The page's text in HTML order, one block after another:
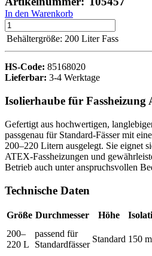
In den Warenkorb
Behältergröße: 200 Liter Fass
HS-Code: 85168020
Lieferbar: 3-4 Werktage
Isolierhaube für Fassheizung
Gefertigt aus hochwertigen,
passgenau für Standard-Fässer mit
200–220 Litern ausgelegt. Sie eignet
ATEX-Fassheizungen und
Betrieb auch unter anspruchsvollen
Technische Daten
Größe Durchmesser Höhe
200–
220 L
passend für
Standardfässer
Standard 150